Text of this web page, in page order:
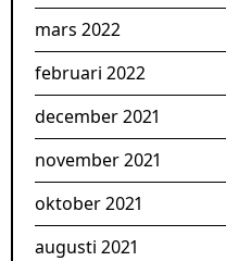
mars 2022
februari 2022
december 2021
november 2021
oktober 2021
augusti 2021